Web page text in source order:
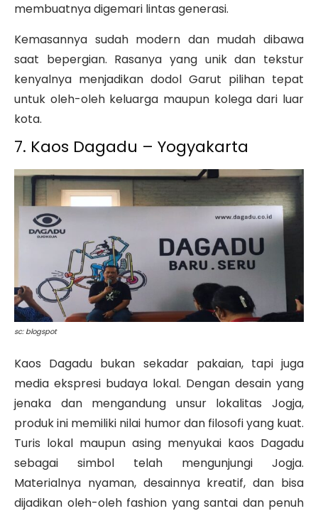
membuatnya digemari lintas generasi.
Kemasannya sudah modern dan mudah dibawa
saat bepergian. Rasanya yang unik dan tekstur
kenyalnya menjadikan dodol Garut pilihan tepat
untuk oleh-oleh keluarga maupun kolega dari luar
kota.
7. Kaos Dagadu – Yogyakarta
sc: blogspot
Kaos Dagadu bukan sekadar pakaian, tapi juga
media ekspresi budaya lokal. Dengan desain yang
jenaka dan mengandung unsur lokalitas Jogja,
produk ini memiliki nilai humor dan filosofi yang kuat.
Turis lokal maupun asing menyukai kaos Dagadu
sebagai simbol telah mengunjungi Jogja.
Materialnya nyaman, desainnya kreatif, dan bisa
dijadikan oleh-oleh fashion yang santai dan penuh